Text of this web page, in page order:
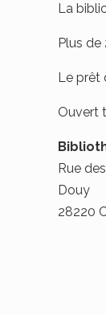
La
Plus
Le prêt
Ouvert
Rue
Douy
28220